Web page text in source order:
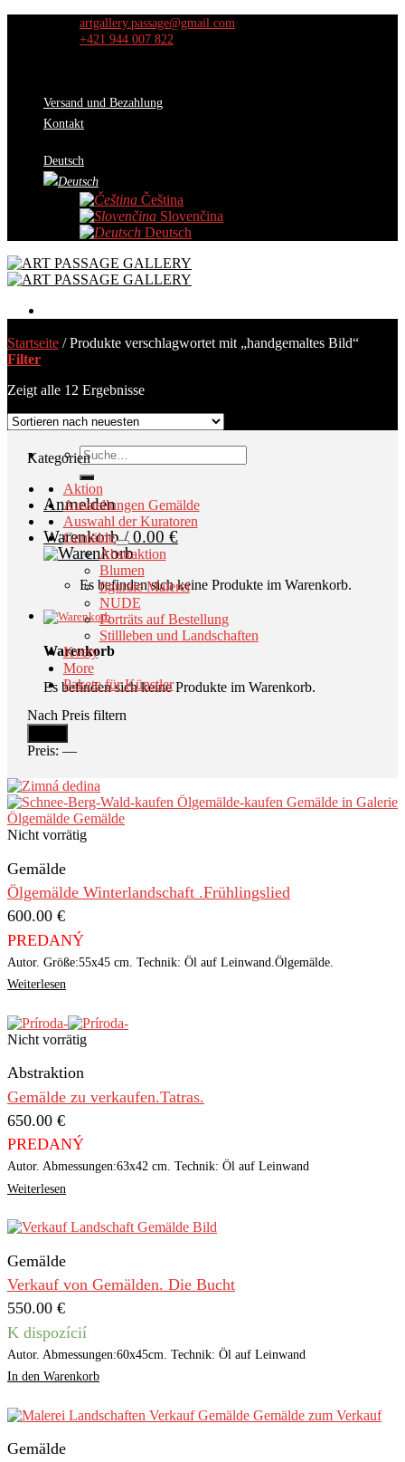
artgallery.passage@gmail.com
+421 944 007 822
Versand und Bezahlung
Kontakt
Deutsch
Čeština
Slovenčina
Deutsch
Werke
Auswahl der Kuratoren
Über uns
Kontakt
Suche
nach:
Anmelden
Warenkorb /0.00 €
Es befinden sich keine Produkte im Warenkorb.
Warenkorb
Es befinden sich keine Produkte im Warenkorb.
Startseite /Produkte verschlagwortet mit „handgemaltes Bild“
Filter
Zeigt alle 12 Ergebnisse
Kategorien
Aktion
Ausstellungen Gemälde
Auswahl der Kuratoren
Gemälde
Abstraktion
Blumen
figurale Malerei
NUDE
Porträts auf Bestellung
Stillleben und Landschaften
Kvety
More
Pakete für Künstler
Nach Preis filtern
Min.
Preis
Max.
Preis
Preis: —
Nicht vorrätig
Gemälde
Ölgemälde Winterlandschaft .Frühlingslied
600.00 €
PREDANÝ
Autor. Größe:55x45 cm. Technik: Öl auf Leinwand.Ölgemälde.
Weiterlesen
Nicht vorrätig
Abstraktion
Gemälde zu verkaufen.Tatras.
650.00 €
PREDANÝ
Autor. Abmessungen:63x42 cm. Technik: Öl auf Leinwand
Weiterlesen
Gemälde
Verkauf von Gemälden. Die Bucht
550.00 €
K dispozícií
Autor. Abmessungen:60x45cm. Technik: Öl auf Leinwand
In den Warenkorb
Gemälde